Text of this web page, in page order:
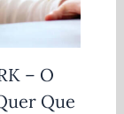
– O
Que